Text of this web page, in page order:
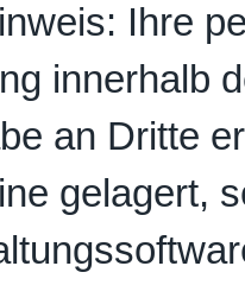
Ihre
innerhalb
an Dritte
gelagert,